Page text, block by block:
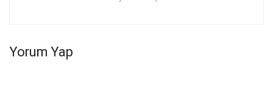
Yorum Yap